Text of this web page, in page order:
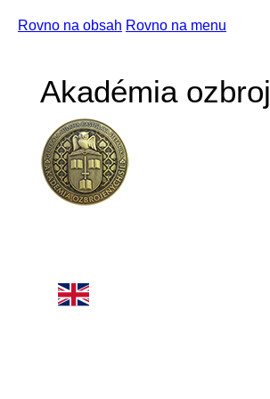
Rovno na obsah Rovno na menu
Akadémia